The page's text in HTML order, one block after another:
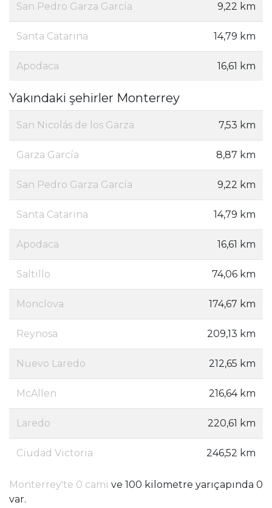
San Pedro Garza García 9,22 km
Santa Catarina 14,79 km
Apodaca 16,61 km
Yakındaki şehirler Monterrey
San Nicolás de los Garza 7,53 km
Garza García 8,87 km
San Pedro Garza García 9,22 km
Santa Catarina 14,79 km
Apodaca 16,61 km
Saltillo 74,06 km
Monclova 174,67 km
Reynosa 209,13 km
Nuevo Laredo 212,65 km
McAllen 216,64 km
Laredo 220,61 km
Ciudad Victoria 246,52 km
Monterrey'te 0 cami ve 100 kilometre yarıçapında 0
var.